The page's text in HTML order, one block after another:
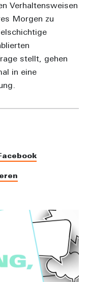
Verhaltensweisen
Morgen zu
stellt, gehen
in eine